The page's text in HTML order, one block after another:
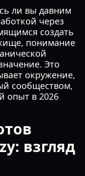
ли вы давним
через
создать
понимание
Это
окружение,
сообществом,
опыт в 2026
взгляд